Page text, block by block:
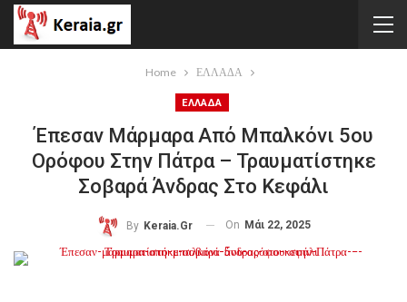
Home ΕΛΛΑΔΑ
ΕΛΛΑΔΑ
Έπεσαν Μάρμαρα Από Μπαλκόνι 5ου
Ορόφου Στην Πάτρα – Τραυματίστηκε
Σοβαρά Άνδρας Στο Κεφάλι
By Keraia.gr On Μάι 22, 2025